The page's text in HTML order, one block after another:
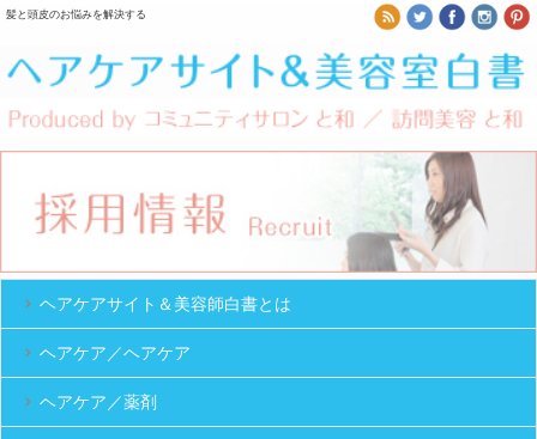
髪と頭皮のお悩みを解決する
ヘアケアサイト＆美容師白書とは
ヘアケア／ヘアケア
ヘアケア／薬剤